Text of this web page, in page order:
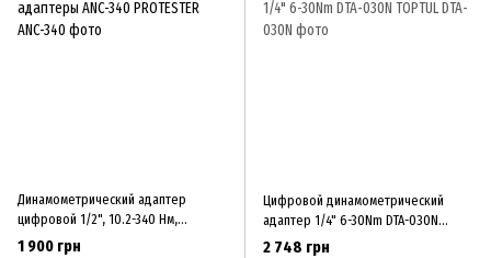
Динамометрический адаптер
цифровой 1/2", 10.2-340 Нм,
адаптеры ANC-340 PROTESTER
1 900 грн
Цифровой динамометрический
адаптер 1/4" 6-30Nm DTA-030N
TOPTUL
2 748 грн